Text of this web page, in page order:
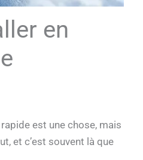
en
est une chose, mais
et c’est souvent là que